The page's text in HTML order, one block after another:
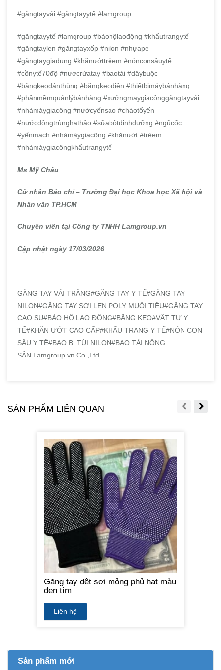
#găngtayvải #găngtayytế #lamgroup
#găngtayytế #lamgroup #bảohộlaođộng #khẩutrangytế
#găngtaylen #găngtayxốp #nilon #nhựape
#găngtaygiadụng #khănướttrẻem #nónconsâuytế
#cồnytế70độ #nướcrửatay #baotải #dâybuộc
#băngkeodánthùng #băngkeođiện #thiếtbịmáybánhàng
#phầnmềmquảnlýbánhàng #xưởngmaygiacônggăngtayvải
#nhàmáygiacông #nướcyếnsào #cháotổyến
#nướcđôngtrùnghạthảo #sữabộtdinhdưỡng #ngũcốc
#yếnmạch #nhàmáygiacông #khănướt #trẻem
#nhàmáygiacôngkhẩutrangytế
Ms Mỹ Châu
Cử nhân Báo chí – Trường Đại học Khoa học Xã hội và
Nhân văn TP.HCM
Chuyên viên tại Công ty TNHH Lamgroup.vn
Cập nhật ngày 17/03/2026
GĂNG TAY VẢI TRẮNG#GĂNG TAY Y TẾ#GĂNG TAY
NILON#GĂNG TAY SỢI LEN POLY MUỐI TIÊU#GĂNG TAY
CAO SU#BẢO HỘ LAO ĐỘNG#BĂNG KEO#VẬT TƯ Y
TẾ#KHĂN ƯỚT CAO CẤP#KHẨU TRANG Y TẾ#NÓN CON
SÂU Y TẾ#BAO BÌ TÚI NILON#BAO TẢI NÔNG
SẢN Lamgroup.vn Co.,Ltd
SẢN PHẨM LIÊN QUAN
Găng tay dệt sợi mỏng phủ hạt màu
đen tím
Liên hệ
Sản phẩm mới